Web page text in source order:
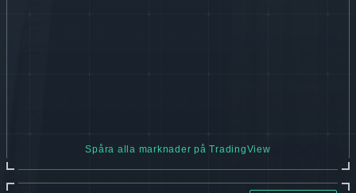
Spåra alla marknader på TradingView